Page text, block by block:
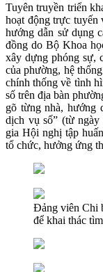
Tuyên truyền triển
hoạt động trực tuyến
hướng dẫn sử dụng
đồng do Bộ Khoa
xây dựng phóng sự,
của phường, hệ
chính thống về tình
số trên địa bàn
gõ từng nhà, hướng
dịch vụ số” (từ ngày
gia Hội nghị tập
tổ chức, hưởng ứng
Đảng viên Chi
để khai thác